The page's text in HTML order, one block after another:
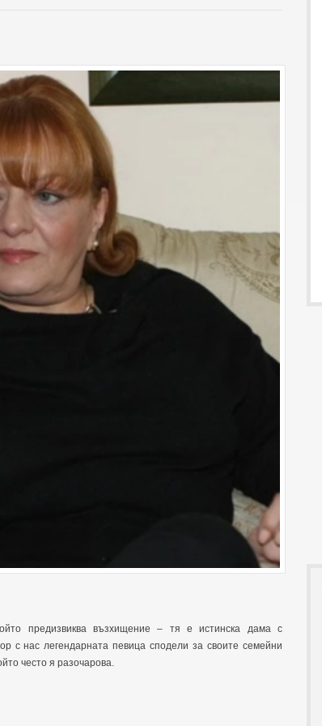
предизвиква възхищение – тя е истинска дама с
с нас легендарната певица сподели за своите семейни
често я разочарова.